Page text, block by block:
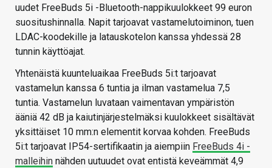
uudet FreeBuds 5i -Bluetooth-nappikuulokkeet 99 euron
suositushinnalla. Napit tarjoavat vastamelutoiminon, tuen
LDAC-koodekille ja latauskotelon kanssa yhdessä 28
tunnin käyttöajat.
Yhtenäistä kuunteluaikaa FreeBuds 5i:t tarjoavat
vastamelun kanssa 6 tuntia ja ilman vastamelua 7,5
tuntia. Vastamelun luvataan vaimentavan ympäristön
ääniä 42 dB ja kaiutinjärjestelmäksi kuulokkeet sisältävät
yksittäiset 10 mm:n elementit korvaa kohden. FreeBuds
5i:t tarjoavat IP54-sertifikaatin ja aiempiin FreeBuds 4i -
malleihin nähden uutuudet ovat entistä keveämmät 4,9